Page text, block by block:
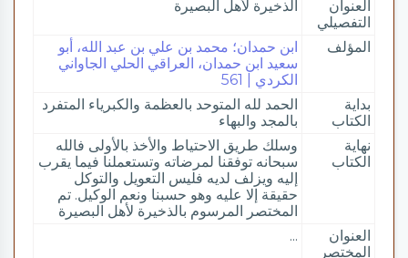
العنوان
التفصيلي
الذخيرة لأهل البصيرة
المؤلف
ابن حمدان؛ محمد بن علي بن عبد الله، أبو
سعيد ابن حمدان، العراقي الحلي الجاواني
الكردي | 561
بداية
الكتاب
الحمد لله المتوحد بالعظمة والكبرياء المتفرد
بالمجد والبهاء
نهاية
الكتاب
وسلك طريق الاحتياط والأخذ بالأولى فالله
سبحانه توفقنا لمرضاته وتستعملنا فيما يقرب
إليه ويزلف لديه فليس التعويل والتوكل
حقيقة إلا عليه وهو حسبنا ونعم الوكيل. تم
المختصر المرسوم بالذخيرة لأهل البصيرة
العنوان
المختصر
...